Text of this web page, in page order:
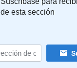
de esta sección